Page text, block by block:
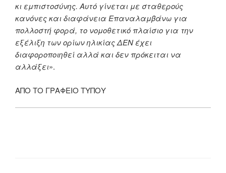
κι εμπιστοσύνης. Αυτό γίνεται με σταθερούς
κανόνες και διαφάνεια Επαναλαμβάνω για
πολλοστή φορά, το νομοθετικό πλαίσιο για την
εξέλιξη των ορίων ηλικίας ΔΕΝ έχει
διαφοροποιηθεί αλλά και δεν πρόκειται να
αλλάξει».
ΑΠΟ ΤΟ ΓΡΑΦΕΙΟ ΤΥΠΟΥ